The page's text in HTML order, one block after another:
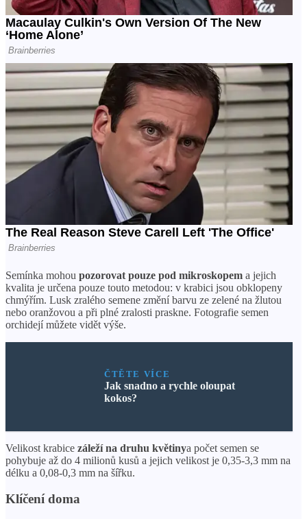
Semínka mohou pozorovat pouze pod mikroskopem a jejich
kvalita je určena pouze touto metodou: v krabici jsou obklopeny
chmýřím. Lusk zralého semene změní barvu ze zelené na žlutou
nebo oranžovou a při plné zralosti praskne. Fotografie semen
orchidejí můžete vidět výše.
ČTĚTE VÍCE
Jak snadno a rychle oloupat
kokos?
Velikost krabice záleží na druhu květinya počet semen se
pohybuje až do 4 milionů kusů a jejich velikost je 0,35-3,3 mm na
délku a 0,08-0,3 mm na šířku.
Klíčení doma